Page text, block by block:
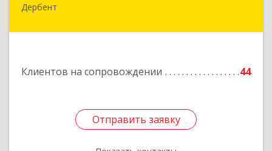
Дербент
Клиентов на сопровождении 44
Отправить заявку
368600, Дагестан Респ, Дербент г, Ю.Гагарина
Отправить заявку